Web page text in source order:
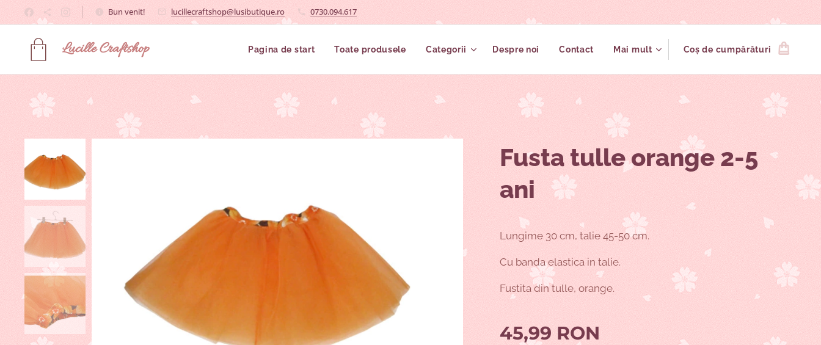
Bun venit! lucillecraftshop@lusibutique.ro 0730.094.617
LucilleCraftshop Pagina de start Toate produsele Categorii Despre noi Contact Mai mult Coș de cumpărături
Fusta tulle orange 2-5
ani
Lungime 30 cm, talie 45-50 cm.
Cu banda elastica in talie.
Fustita din tulle, orange.
45,99 RON